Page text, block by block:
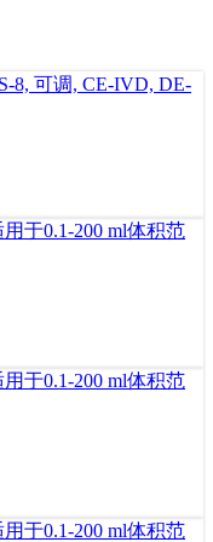
8, 可调, CE-IVD, DE-
于0.1-200 ml体积范
于0.1-200 ml体积范
于0.1-200 ml体积范